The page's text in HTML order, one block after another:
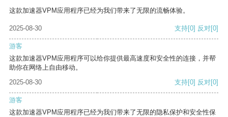
这款加速器VPM应用程序已经为我们带来了无限的流畅体验。
2025-08-30 支持[0] 反对[0]
游客
这款加速器VPM应用程序可以给你提供最高速度和安全性的连接，并帮
助你在网络上自由移动。
2025-08-30
支持[0] 反对[0]
游客
这款加速器VPM应用程序已经为我们带来了无限的隐私保护和安全性保